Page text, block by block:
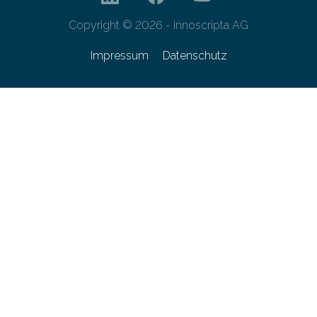
Copyright © 2026 - innoscripta AG
Impressum Datenschutz